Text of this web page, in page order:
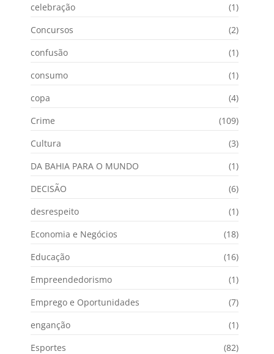
celebração
(1)
Concursos
(2)
confusão
(1)
consumo
(1)
copa
(4)
Crime
(109)
Cultura
(3)
DA BAHIA PARA O MUNDO
(1)
DECISÃO
(6)
desrespeito
(1)
Economia e Negócios
(18)
Educação
(16)
Empreendedorismo
(1)
Emprego e Oportunidades
(7)
enganção
(1)
Esportes
(82)